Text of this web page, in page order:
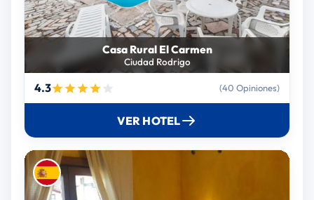
Casa Rural El Carmen
Ciudad Rodrigo
4.3 (40 Opiniones)
VER HOTEL